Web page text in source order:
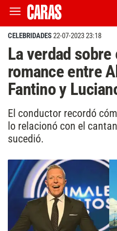
CELEBRIDADES22-07-2023 23:18
La verdad
romance entre
Fantino y
El conductor recordó
lo relacionó con el
sucedió.